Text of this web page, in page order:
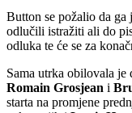
Button se požalio da ga
odlučili istražiti ali do
odluka te će se za
Sama utrka obilovala je
Romain Grosjean i
starta na promjene